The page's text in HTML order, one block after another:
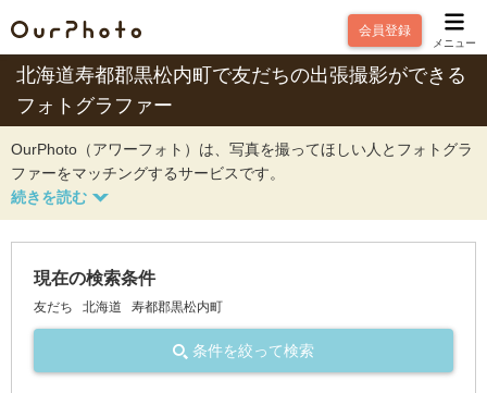
会員登録
メニュー
北海道寿都郡黒松内町で友だちの出張撮影ができる
フォトグラファー
OurPhoto（アワーフォト）は、写真を撮ってほしい人とフォトグラ
ファーをマッチングするサービスです。
現在の検索条件
友だち 北海道 寿都郡黒松内町
条件を絞って検索